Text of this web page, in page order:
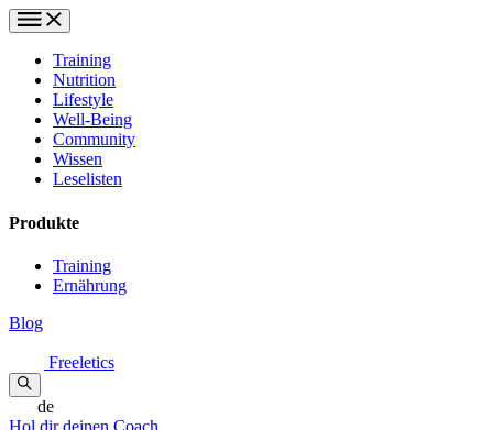
Training
Nutrition
Lifestyle
Well-Being
Community
Wissen
Leselisten
Produkte
Training
Ernährung
Blog
Freeletics
de